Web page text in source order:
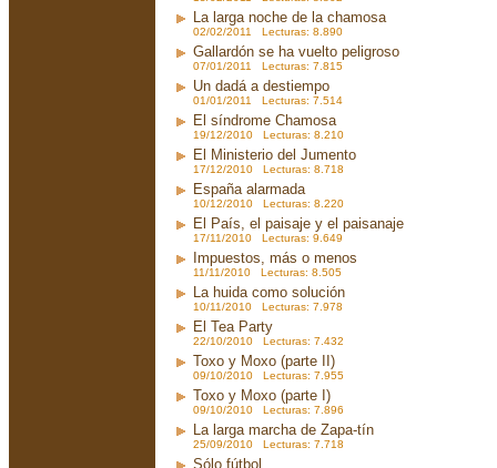
La larga noche de la chamosa
02/02/2011 Lecturas: 8.890
Gallardón se ha vuelto peligroso
07/01/2011 Lecturas: 7.815
Un dadá a destiempo
01/01/2011 Lecturas: 7.514
El síndrome Chamosa
19/12/2010 Lecturas: 8.210
El Ministerio del Jumento
17/12/2010 Lecturas: 8.718
España alarmada
10/12/2010 Lecturas: 8.220
El País, el paisaje y el paisanaje
17/11/2010 Lecturas: 9.649
Impuestos, más o menos
11/11/2010 Lecturas: 8.505
La huida como solución
10/11/2010 Lecturas: 7.978
El Tea Party
22/10/2010 Lecturas: 7.432
Toxo y Moxo (parte II)
09/10/2010 Lecturas: 7.955
Toxo y Moxo (parte I)
09/10/2010 Lecturas: 7.896
La larga marcha de Zapa-tín
25/09/2010 Lecturas: 7.718
Sólo fútbol